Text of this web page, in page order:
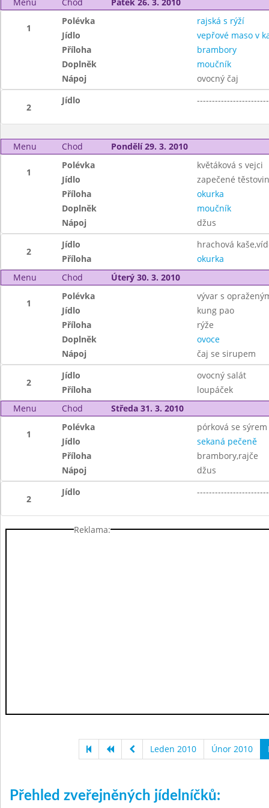
1
Polévka
rajská s rýží
Jídlo
vepřové maso v
Příloha
brambory
Doplněk
moučník
Nápoj
ovocný čaj
2
Jídlo
Menu Chod Pondělí 29. 3. 2010
1
Polévka
květáková s vejci
Jídlo
zapečené
Příloha
okurka
Doplněk
moučník
Nápoj
džus
2
Jídlo
hrachová
Příloha
okurka
Menu
Chod Úterý 30. 3. 2010
1
Polévka
vývar s
Jídlo
kung pao
Příloha
rýže
Doplněk
ovoce
Nápoj
čaj se sirupem
2
Jídlo
ovocný salát
Příloha
loupáček
Menu
Chod Středa 31. 3. 2010
1
Polévka
pórková se sýrem
Jídlo
sekaná pečeně
Příloha
brambory,rajče
Nápoj
džus
2
Jídlo
Reklama:
Leden 2010 Únor 2010
Přehled zveřejněných jídelníčků: